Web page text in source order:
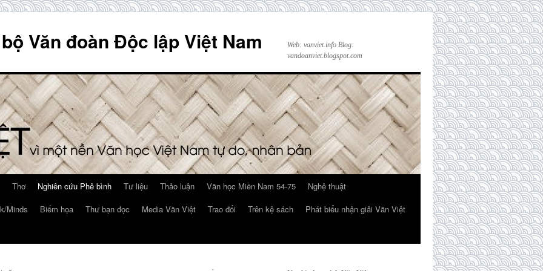
Văn đoàn Độc lập Việt Nam
Web: vanviet.info Blog:
vandoanviet.blogspot.com
Thơ Nghiên cứu Phê bình Tư liệu Thảo luận Văn học Miền Nam 54-75
Nghệ thuật
Minds Biếm họa Thư bạn đọc Media Văn Việt Trao đổi Trên kệ sách
Phát biểu nhận giải Văn Việt